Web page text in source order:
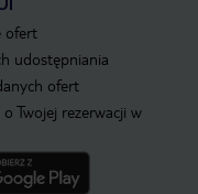
ofert
udostępniania
ofert
Twojej rezerwacji w